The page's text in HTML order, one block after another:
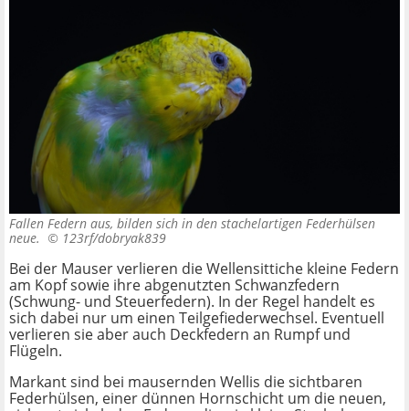
Fallen Federn aus, bilden sich in den stachelartigen Federhülsen
neue. © 123rf/dobryak839
Bei der Mauser verlieren die Wellensittiche kleine Federn
am Kopf sowie ihre abgenutzten Schwanzfedern
(Schwung- und Steuerfedern). In der Regel handelt es
sich dabei nur um einen Teilgefiederwechsel. Eventuell
verlieren sie aber auch Deckfedern an Rumpf und
Flügeln.
Markant sind bei mausernden Wellis die sichtbaren
Federhülsen, einer dünnen Hornschicht um die neuen,